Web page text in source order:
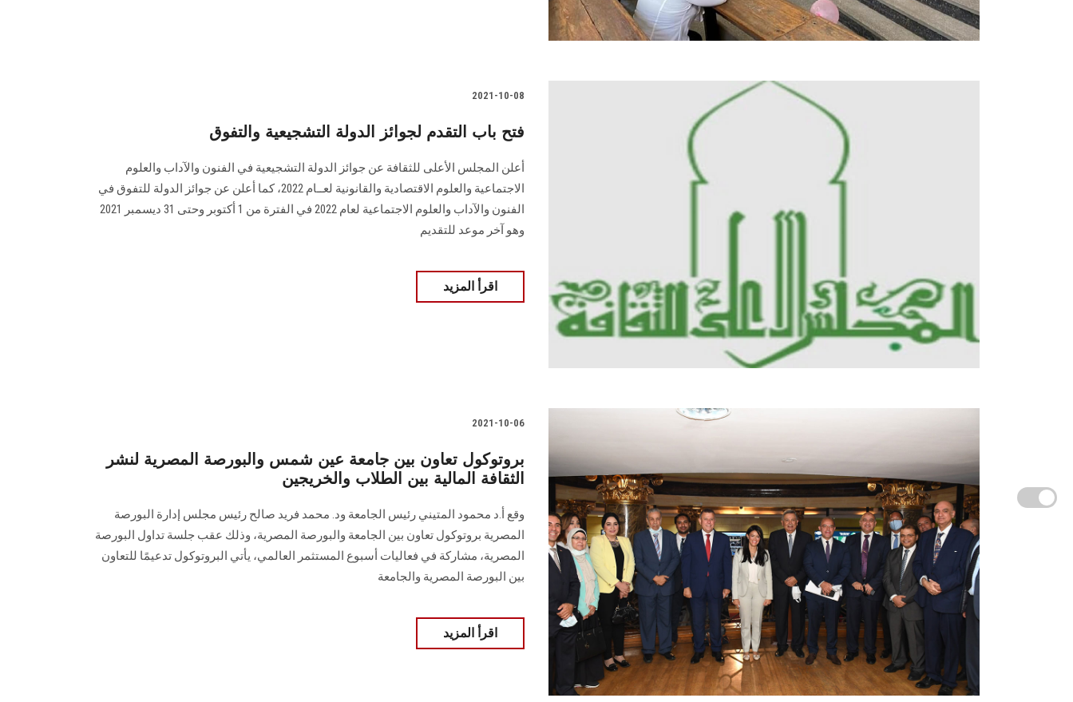
2021-10-08
فتح باب التقدم لجوائز الدولة التشجيعية والتفوق
أعلن المجلس الأعلى للثقافة عن جوائز الدولة التشجيعية في الفنون والآداب والعلوم
الاجتماعية والعلوم الاقتصادية والقانونية لعــام 2022، كما أعلن عن جوائز الدولة للتفوق في
الفنون والآداب والعلوم الاجتماعية لعام 2022 في الفترة من 1 أكتوبر وحتى 31 ديسمبر 2021
وهو آخر موعد للتقديم
اقرأ المزيد
2021-10-06
بروتوكول تعاون بين جامعة عين شمس والبورصة المصرية لنشر
الثقافة المالية بين الطلاب والخريجين
وقع أ.د محمود المتيني رئيس الجامعة ود. محمد فريد صالح رئيس مجلس إدارة البورصة
المصرية بروتوكول تعاون بين الجامعة والبورصة المصرية، وذلك عقب جلسة تداول البورصة
المصرية، مشاركة في فعاليات أسبوع المستثمر العالمي، يأتي البروتوكول تدعيمًا للتعاون
بين البورصة المصرية والجامعة
اقرأ المزيد